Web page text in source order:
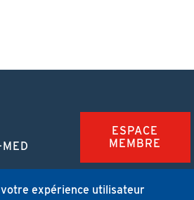
ESPACE
MEMBRE
FAQ
expérience utilisateur